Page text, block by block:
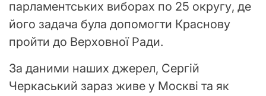
парламентських виборах по 25 округу, де
його задача була допомогти Краснову
пройти до Верховної Ради.
За даними наших джерел, Сергій
Черкаський зараз живе у Москві та як